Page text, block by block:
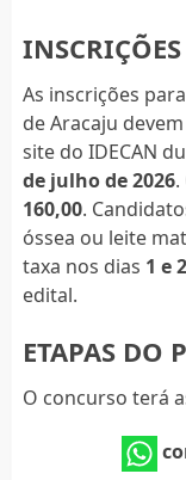
As inscrições
de Aracaju
site do IDECAN
de julho de 2026.
160,00.
óssea ou leite
taxa nos dias 1 e
edital.
ETAPAS DO
O concurso terá